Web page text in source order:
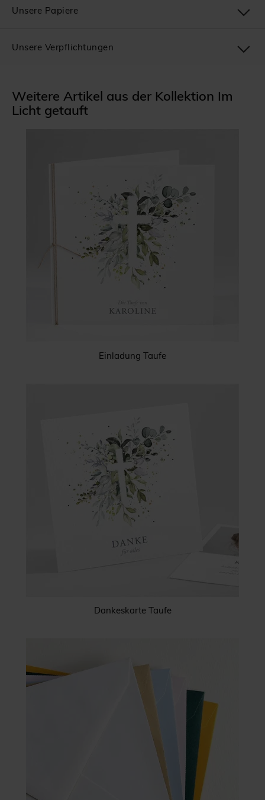
Weitere Artikel aus der Kollektion Im
Licht getauft
Einladung Taufe
Dankeskarte Taufe
Unsere Papiere
Unsere Verpflichtungen